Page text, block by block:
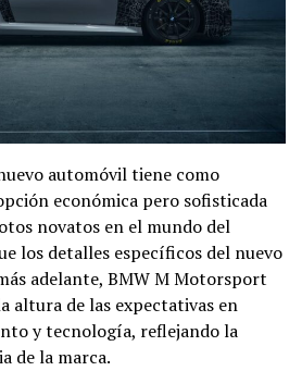
automóvil tiene como
económica pero sofisticada
novatos en el mundo del
los detalles específicos del nuevo
adelante, BMW M Motorsport
altura de las expectativas en
y tecnología, reflejando la
de la marca.